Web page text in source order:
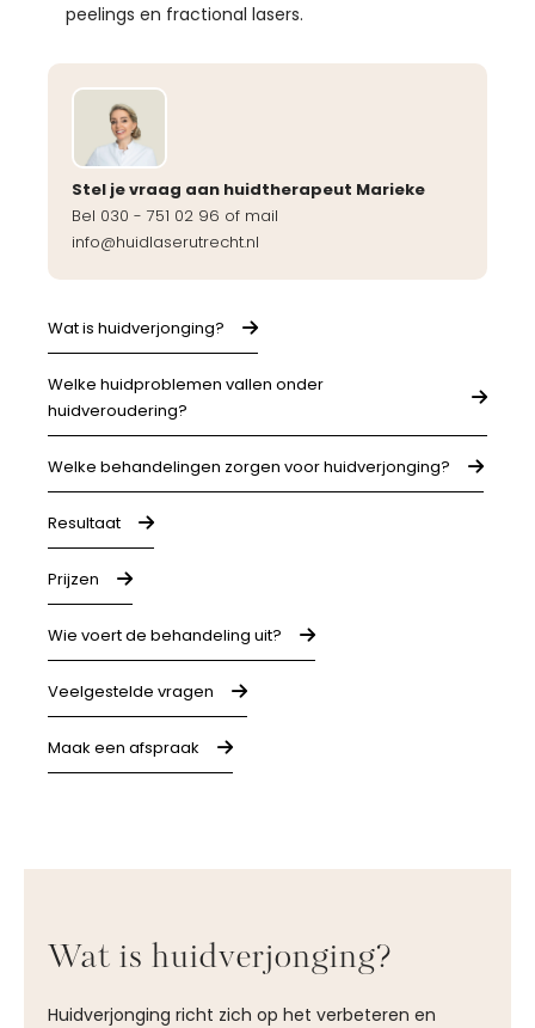
peelings en fractional lasers.
Stel je vraag aan huidtherapeut Marieke
Bel 030 - 751 02 96 of mail
info@huidlaserutrecht.nl
Wat is huidverjonging?
Welke huidproblemen vallen onder
huidveroudering?
Welke behandelingen zorgen voor huidverjonging?
Resultaat
Prijzen
Wie voert de behandeling uit?
Veelgestelde vragen
Maak een afspraak
Wat is huidverjonging?
Huidverjonging richt zich op het verbeteren en